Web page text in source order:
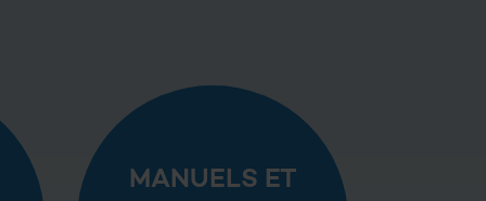
MANUELS ET